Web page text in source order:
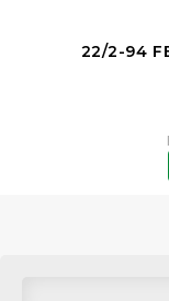
22/2-94